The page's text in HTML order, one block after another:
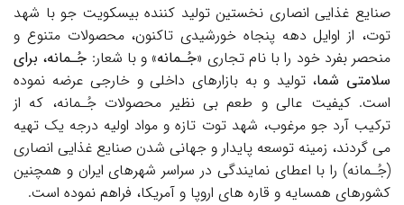
صنایع غذایی انصاری نخستین تولید کننده بیسکویت جو با شهد
توت، از اوایل دهه پنجاه خورشیدی تاکنون، محصولات متنوع و
منحصر بفرد خود را با نام تجاری «جُـمانه» و با شعار: جُـمانه، برای
سلامتی شما، تولید و به بازارهای داخلی و خارجی عرضه نموده
است. کیفیت عالی و طعم بی نظیر محصولات جُـمانه، که از
ترکیب آرد جو مرغوب، شهد توت تازه و مواد اولیه درجه یک تهیه
می گردند، زمینه توسعه پایدار و جهانی شدن صنایع غذایی انصاری
(جُـمانه) را با اعطای نمایندگی در سراسر شهرهای ایران و همچنین
کشورهای همسایه و قاره های اروپا و آمریکا، فراهم نموده است.